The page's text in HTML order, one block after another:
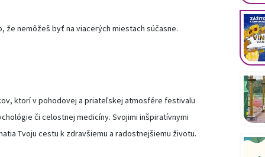
že nemôžeš byť na viacerých miestach súčasne.
ktorí v pohodovej a priateľskej atmosfére festivalu
či celostnej medicíny. Svojimi inšpiratívnymi
Tvoju cestu k zdravšiemu a radostnejšiemu životu.